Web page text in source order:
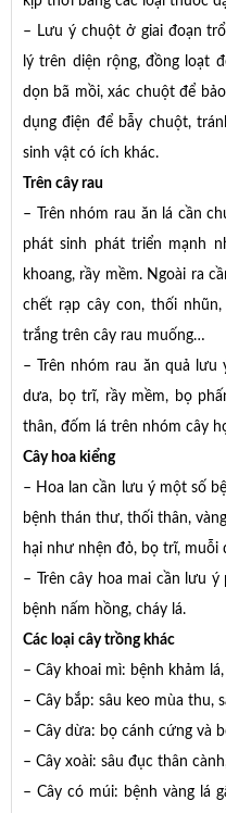
– Lưu ý chuột ở giai đoạn
lý trên diện rộng, đồng loạt
dọn bã mồi, xác chuột để
dụng điện để bẫy chuột,
sinh vật có ích khác.
Trên cây rau
– Trên nhóm rau ăn lá cần
phát sinh phát triển mạnh
khoang, rầy mềm. Ngoài ra
chết rạp cây con, thối
trắng trên cây rau muống…
– Trên nhóm rau ăn quả
dưa, bọ trĩ, rầy mềm, bọ
thân, đốm lá trên nhóm cây
Cây hoa kiểng
– Hoa lan cần lưu ý một số
bệnh thán thư, thối thân,
hại như nhện đỏ, bọ trĩ, muỗi
– Trên cây hoa mai cần lưu
bệnh nấm hồng, cháy lá.
Các loại cây trồng khác
– Cây khoai mì: bệnh khảm
– Cây bắp: sâu keo mùa thu,
– Cây dừa: bọ cánh cứng và
– Cây xoài: sâu đục thân
– Cây có múi: bệnh vàng lá